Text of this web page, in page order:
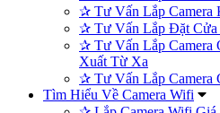
✰ Tư Vấn Lắp Camera
✰ Tư Vấn Lắp Đặt Cửa
✰ Tư Vấn Lắp Camera
Xuất Từ Xa
✰ Tư Vấn Lắp Camera
Tìm Hiểu Về Camera Wifi